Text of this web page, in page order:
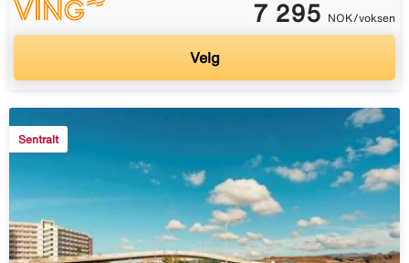
7 295 NOK/voksen
Velg
Sentralt